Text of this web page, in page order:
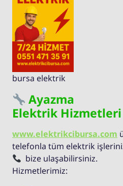
bursa elektrik
Ayazma
Elektrik Hizmetleri
www.elektrikcibursa.com
telefonla tüm elektrik
bize ulaşabilirsiniz.
Hizmetlerimiz: